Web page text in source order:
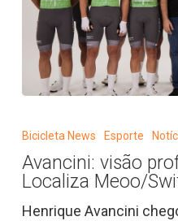
visão
para
a
Localiza
Bicicleta News Esporte
Avancini: visão
Localiza Meoo/
Henrique Avancini